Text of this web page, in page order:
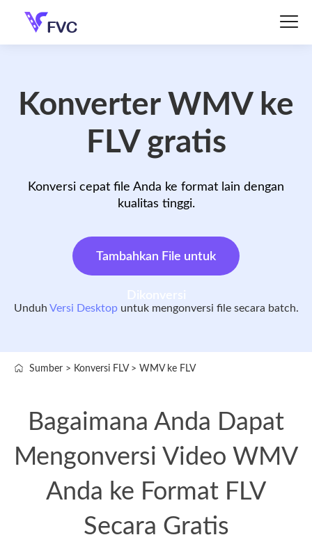
Konverter WMV ke
FLV gratis
Konversi cepat file Anda ke format lain dengan
kualitas tinggi.
Tambahkan File untuk
Dikonversi
Unduh Versi Desktopuntuk mengonversi file secara batch.
Sumber > Konversi FLV> WMV ke FLV
Bagaimana Anda Dapat
Mengonversi Video WMV
Anda ke Format FLV
Secara Gratis